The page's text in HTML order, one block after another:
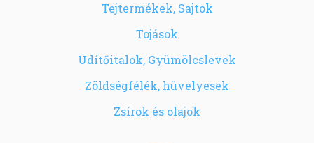
Tejtermékek, Sajtok
Tojások
Üdítőitalok, Gyümölcslevek
Zöldségfélék, hüvelyesek
Zsírok és olajok